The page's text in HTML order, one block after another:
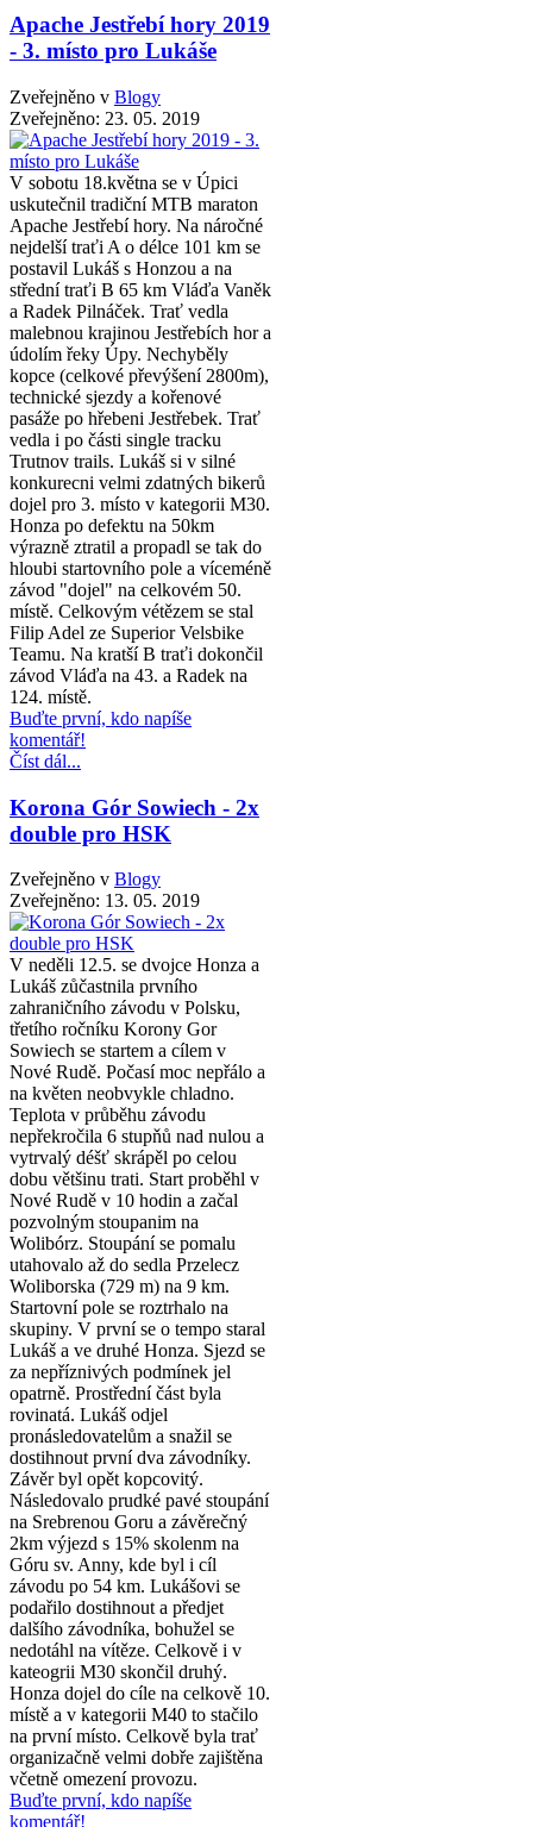
Apache Jestřebí hory 2019
- 3. místo pro Lukáše
Zveřejněno v Blogy
Zveřejněno: 23. 05. 2019
V sobotu 18.května se v Úpici
uskutečnil tradiční MTB maraton
Apache Jestřebí hory. Na náročné
nejdelší traťi A o délce 101 km se
postavil Lukáš s Honzou a na
střední traťi B 65 km Vláďa Vaněk
a Radek Pilnáček. Trať vedla
malebnou krajinou Jestřebích hor a
údolím řeky Úpy. Nechyběly
kopce (celkové převýšení 2800m),
technické sjezdy a kořenové
pasáže po hřebeni Jestřebek. Trať
vedla i po části single tracku
Trutnov trails. Lukáš si v silné
konkurecni velmi zdatných bikerů
dojel pro 3. místo v kategorii M30.
Honza po defektu na 50km
výrazně ztratil a propadl se tak do
hloubi startovního pole a víceméně
závod "dojel" na celkovém 50.
místě. Celkovým vétězem se stal
Filip Adel ze Superior Velsbike
Teamu. Na kratší B traťi dokončil
závod Vláďa na 43. a Radek na
124. místě.
Buďte první, kdo napíše
komentář!
Číst dál...
Korona Gór Sowiech - 2x
double pro HSK
Zveřejněno v Blogy
Zveřejněno: 13. 05. 2019
V neděli 12.5. se dvojce Honza a
Lukáš zůčastnila prvního
zahraničního závodu v Polsku,
třetího ročníku Korony Gor
Sowiech se startem a cílem v
Nové Rudě. Počasí moc nepřálo a
na květen neobvykle chladno.
Teplota v průběhu závodu
nepřekročila 6 stupňů nad nulou a
vytrvalý déšť skrápěl po celou
dobu většinu trati. Start proběhl v
Nové Rudě v 10 hodin a začal
pozvolným stoupanim na
Wolibórz. Stoupání se pomalu
utahovalo až do sedla Przelecz
Woliborska (729 m) na 9 km.
Startovní pole se roztrhalo na
skupiny. V první se o tempo staral
Lukáš a ve druhé Honza. Sjezd se
za nepříznivých podmínek jel
opatrně. Prostřední část byla
rovinatá. Lukáš odjel
pronásledovatelům a snažil se
dostihnout první dva závodníky.
Závěr byl opět kopcovitý.
Následovalo prudké pavé stoupání
na Srebrenou Goru a závěrečný
2km výjezd s 15% skolenm na
Góru sv. Anny, kde byl i cíl
závodu po 54 km. Lukášovi se
podařilo dostihnout a předjet
dalšího závodníka, bohužel se
nedotáhl na vítěze. Celkově i v
kateogrii M30 skončil druhý.
Honza dojel do cíle na celkově 10.
místě a v kategorii M40 to stačilo
na první místo. Celkově byla trať
organizačně velmi dobře zajištěna
včetně omezení provozu.
Buďte první, kdo napíše
komentář!